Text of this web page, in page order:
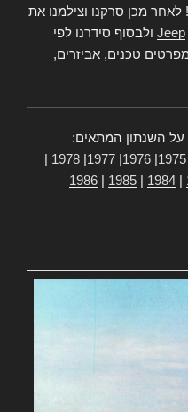
מכן סרקנו וצילמנו את
Jeep ולבסוף סידרנו לפי
טכנים, אביזרים,
על השנתון המתאים:
1975
1976
1977
1978
1984
1985
1986